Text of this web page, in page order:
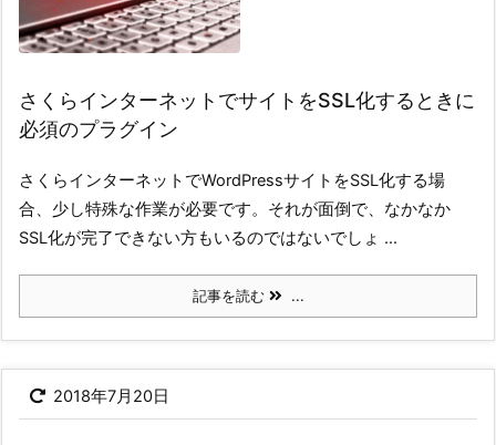
さくらインターネットでサイトをSSL化するときに
必須のプラグイン
さくらインターネットでWordPressサイトをSSL化する場
合、少し特殊な作業が必要です。それが面倒で、なかなか
SSL化が完了できない方もいるのではないでしょ ...
記事を読む ...
2018年7月20日